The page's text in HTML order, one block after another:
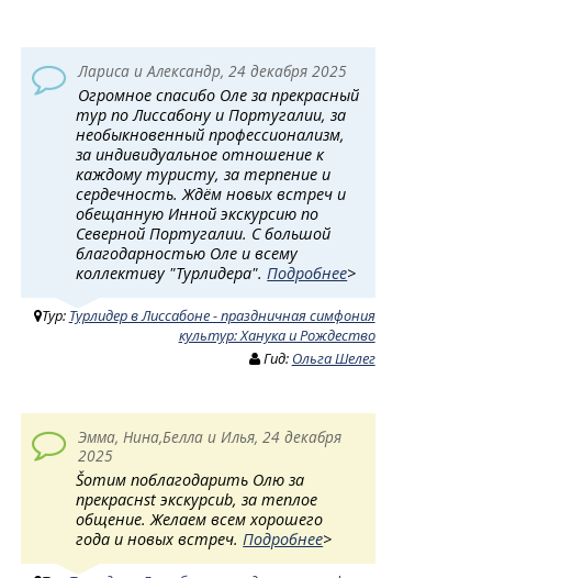
Лариса и Александр, 24 декабря 2025
Огромное спасибо Оле за прекрасный
тур по Лиссабону и Португалии, за
необыкновенный профессионализм,
за индивидуальное отношение к
каждому туристу, за терпение и
сердечность. Ждём новых встреч и
обещанную Инной экскурсию по
Северной Португалии. С большой
благодарностью Оле и всему
коллективу "Турлидера".Подробнее>
Тур: Турлидер в Лиссабоне - праздничная симфония
культур: Ханука и Рождество
Гид: Ольга Шелег
Эмма, Нина,Белла и Илья, 24 декабря
2025
Šотим поблагодарить Олю за
прекраснst экскурсиb, за теплое
общение. Желаем всем хорошего
года и новых встреч.Подробнее>